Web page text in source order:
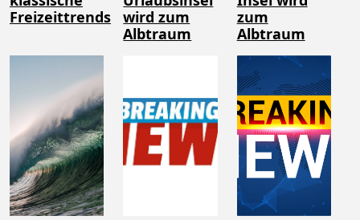
Freizeittrends
wird zum
Albtraum
zum
Albtraum